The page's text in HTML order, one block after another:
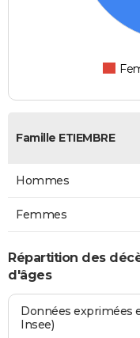
Famille ETIEMBRE
Hommes
Femmes
Répartition des
d'âges
Données exprimées
Insee)